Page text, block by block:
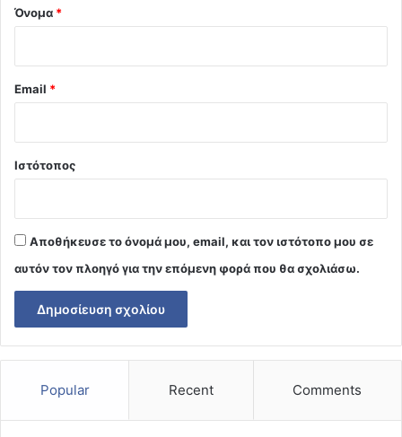
Όνομα *
Email *
Ιστότοπος
Αποθήκευσε το όνομά μου, email, και τον ιστότοπο μου σε
αυτόν τον πλοηγό για την επόμενη φορά που θα σχολιάσω.
Popular Recent Comments